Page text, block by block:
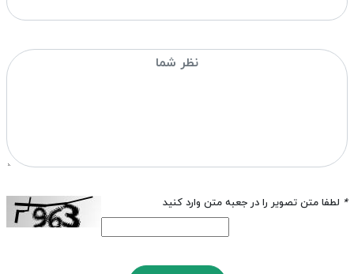
* لطفا متن تصویر را در جعبه متن وارد کنید